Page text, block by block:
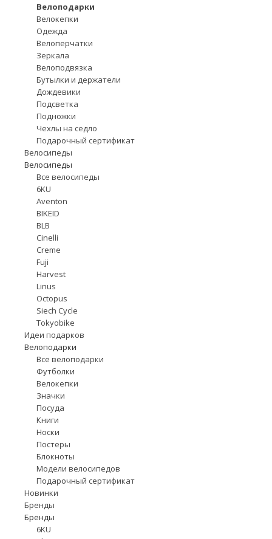
Велоподарки
Велокепки
Одежда
Велоперчатки
Зеркала
Велоподвязка
Бутылки и держатели
Дождевики
Подсветка
Подножки
Чехлы на седло
Подарочный сертификат
Велосипеды
Велосипеды
Все велосипеды
6KU
Aventon
BIKEID
BLB
Cinelli
Creme
Fuji
Harvest
Linus
Octopus
Siech Cycle
Tokyobike
Идеи подарков
Велоподарки
Все велоподарки
Футболки
Велокепки
Значки
Посуда
Книги
Носки
Постеры
Блокноты
Модели велосипедов
Подарочный сертификат
Новинки
Бренды
Бренды
6KU